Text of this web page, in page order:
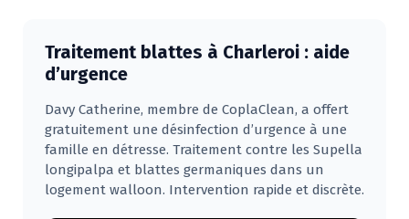
Traitement blattes à Charleroi : aide
d’urgence
Davy Catherine, membre de CoplaClean, a offert
gratuitement une désinfection d’urgence à une
famille en détresse. Traitement contre les Supella
longipalpa et blattes germaniques dans un
logement walloon. Intervention rapide et discrète.